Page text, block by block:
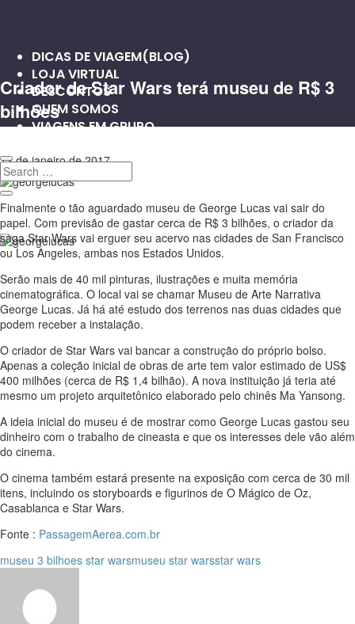
DICAS DE VIAGEM(BLOG)
LOJA VIRTUAL
DESCONTOS
QUEM SOMOS
VIAGENS EM GRUPO
Criador de Star Wars terá museu de R$ 3
bilhões
0 0
12 de janeiro de 2017
Finalmente o tão aguardado museu de George Lucas vai sair do
papel. Com previsão de gastar cerca de R$ 3 bilhões, o criador da
saga Star Wars vai erguer seu acervo nas cidades de San Francisco
ou Los Angeles, ambas nos Estados Unidos.
Serão mais de 40 mil pinturas, ilustrações e muita memória
cinematográfica. O local vai se chamar Museu de Arte Narrativa
George Lucas. Já há até estudo dos terrenos nas duas cidades que
podem receber a instalação.
O criador de Star Wars vai bancar a construção do próprio bolso.
Apenas a coleção inicial de obras de arte tem valor estimado de US$
400 milhões (cerca de R$ 1,4 bilhão). A nova instituição já teria até
mesmo um projeto arquitetônico elaborado pelo chinês Ma Yansong.
A ideia inicial do museu é de mostrar como George Lucas gastou seu
dinheiro com o trabalho de cineasta e que os interesses dele vão além
do cinema.
O cinema também estará presente na exposição com cerca de 30 mil
itens, incluindo os storyboards e figurinos de O Mágico de Oz,
Casablanca e Star Wars.
Fonte : PassagemAerea.com.br
museu 3 bilhoes star warsmuseu star warsstar wars